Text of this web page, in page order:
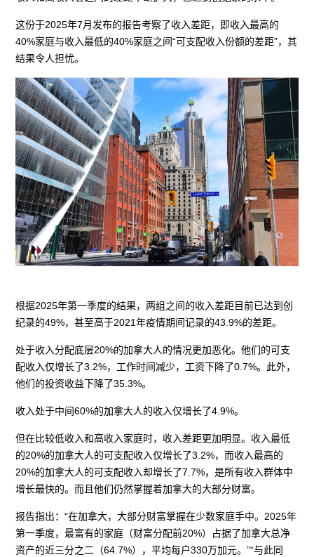
这份于2025年7月发布的报告考察了收入差距，即收入最高的
40%家庭与收入最低的40%家庭之间“可支配收入份额的差距”，其
结果令人担忧。
根据2025年第一季度的结果，两组之间的收入差距目前已达到创
纪录的49%，甚至高于2021年疫情期间记录的43.9%的差距。
处于收入分配底层20%的加拿大人的情况更加恶化。他们的可支
配收入仅增长了3.2%，工作时间减少，工资下降了0.7%。此外，
他们的投资收益下降了35.3%。
收入处于中间60%的加拿大人的收入仅增长了4.9%。
但在比较低收入和高收入家庭时，收入差距更加明显。收入最低
的20%的加拿大人的可支配收入仅增长了3.2%，而收入最高的
20%的加拿大人的可支配收入却增长了7.7%，是所有收入群体中
增长最快的。而且他们仍然掌握着加拿大的大部分财富。
报告指出：“在加拿大，大部分财富掌握在少数家庭手中。2025年
第一季度，最富有的家庭（财富分配前20%）占据了加拿大总净
资产的近三分之二（64.7%），平均每户330万加元。”“与此同